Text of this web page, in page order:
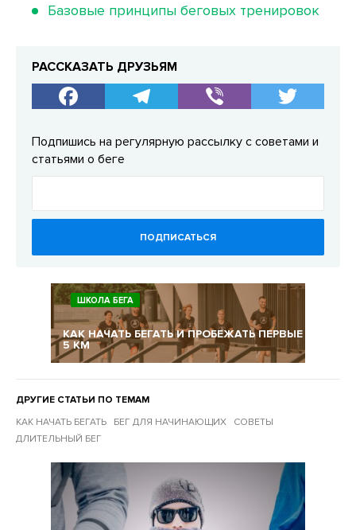
Базовые принципы беговых тренировок
РАССКАЗАТЬ ДРУЗЬЯМ
Подпишись на регулярную рассылку с советами и
статьями о беге
ПОДПИСАТЬСЯ
ШКОЛА БЕГА
КАК НАЧАТЬ БЕГАТЬ И ПРОБЕЖАТЬ ПЕРВЫЕ
5 КМ
ДРУГИЕ СТАТЬИ ПО ТЕМАМ
КАК НАЧАТЬ БЕГАТЬ
БЕГ ДЛЯ НАЧИНАЮЩИХ
СОВЕТЫ
ДЛИТЕЛЬНЫЙ БЕГ
Другие статьи по темам